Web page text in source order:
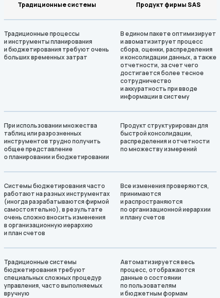
Традиционные системы Продукт фирмы SAS
Традиционные процессы
и инструменты планирования
и бюджетирования требуют очень
больших временных затрат
В едином пакете оптимизирует
и авоматизитрует процесс
сбора, оценки, распределения
и консолидации данных, а также
отчетности, за счет чего
достигается более тесное
сотрудничество
и аккуратность при вводе
информации в систему
При использовании множества
таблиц или разрозненных
инструментов трудно получить
общее представление
о планировании и бюджетировании
Продукт структурирован для
быстрой консолидации,
распределения и отчетности
по множеству измерений
Системы бюджетирования часто
работают на разных инструментах
(иногда разрабатываются фирмой
самостоятельно), в результате
очень сложно вносить изменения
в организационную иерархию
и план счетов
Все изменения проверяются,
принимаются
и распространяются
по организационной иерархии
и плану счетов
Традиционные системы
бюджетирования требуют
специальных сложных процедур
управления, часто выполняемых
вручную
Автоматизируется весь
процесс, отображаются
данные о состоянии
по пользователям
и бюджетным формам